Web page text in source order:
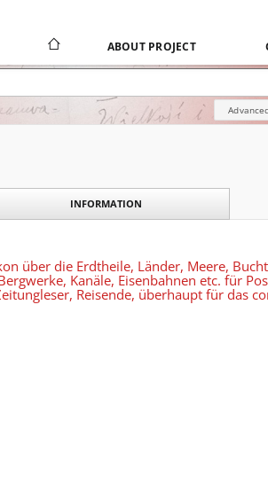
ABOUT PROJECT
INFORMATION
über die Erdtheile, Länder, Meere,
Kanäle, Eisenbahnen etc. für
Reisende, überhaupt für das